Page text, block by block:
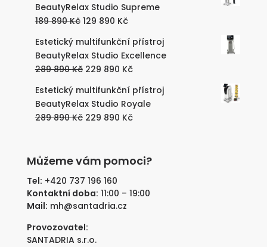
BeautyRelax Studio Supreme
189 890Kč Původní
byla:
189
890 Kč.
129 890 KčAktuální
je:
129
890 Kč.
Estetický multifunkční přístroj
BeautyRelax Studio Excellence
289 890Kč Původní
byla:
289
890 Kč.
229 890 KčAktuální
je:
229
890 Kč.
Estetický multifunkční přístroj
BeautyRelax Studio Royale
289 890Kč Původní
289
890 Kč.
229 890 KčAktuální
229
Můžeme vám pomoci?
Tel: +420 737 196 160
Kontaktní doba: 11:00 – 19:00
Mail: mh@santadria.cz
Provozovatel:
SANTADRIA s.r.o.